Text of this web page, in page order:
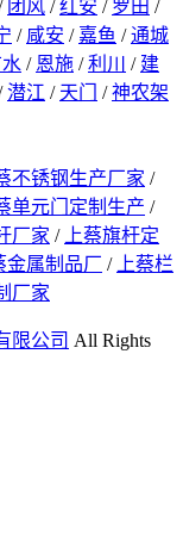
团风 /红安 / 罗田 /
/ 咸安 / 嘉鱼 /通城
/ 恩施 /利川 / 建
潜江 / 天门 /神农架
不锈钢生产厂家 /
单元门定制生产 /
厂家 /
上蔡旗杆定
金属制品厂 /
上蔡栏
厂家
限公司 All Rights